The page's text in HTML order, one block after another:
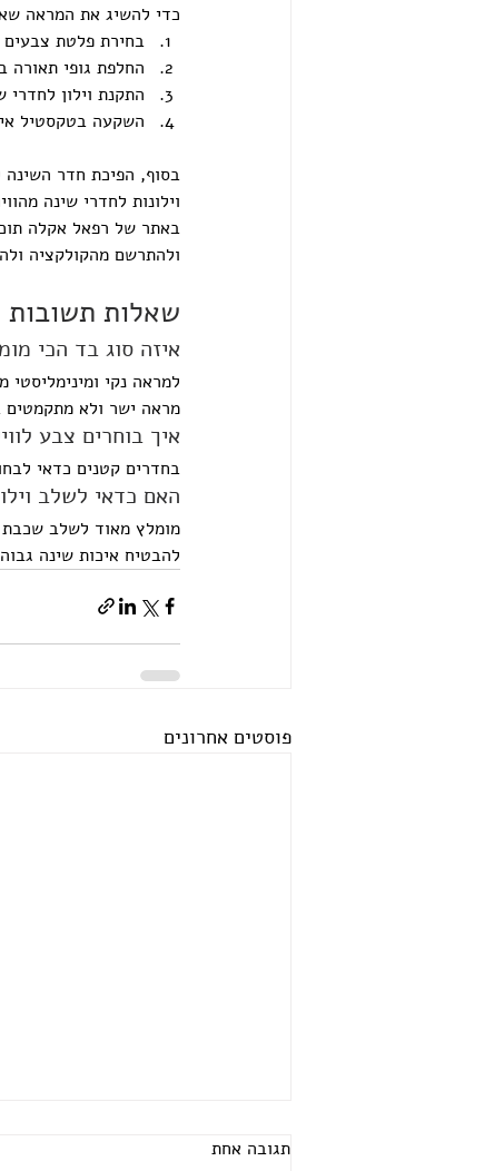
כדי להשיג את המראה
בחירת פלטת צבעים
החלפת גופי תאורה
התקנת וילון
השקעה בטקסטיל
בסוף, הפיכת חדר השינה
וילונות לחדרי שינה
באתר של רפאל אקלה
ולהתרשם מהקולקציה
שאלות תשובות
איזה סוג בד הכי
למראה נקי
מראה ישר ולא מתקמטים
איך בוחרים צבע
בחדרים קטנים כדאי
האם כדאי לשלב
מומלץ מאוד לשלב שכבת
להבטיח איכות שינה
פוסטים אחרונים
תגובה אחת